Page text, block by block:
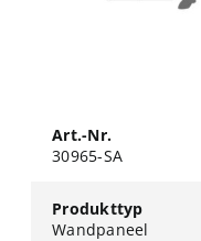
Art.-Nr.
30965-SA
Produkttyp
Wandpaneel